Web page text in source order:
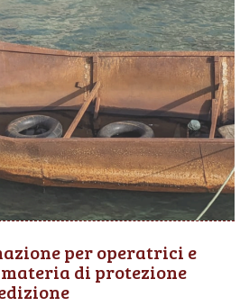
per operatrici e
di protezione